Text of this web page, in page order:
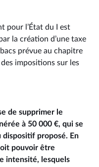
pour l’État du I est
la création d’une taxe
prévue au chapitre
impositions sur les
de supprimer le
à 50 000 €, qui se
proposé. En
pouvoir être
intensité, lesquels